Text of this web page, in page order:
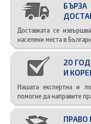
БЪРЗА
Доставката се
населени места в
20
И
Нашата експертна и
помогне да направите
ПРАВО